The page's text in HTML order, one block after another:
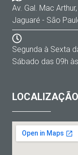
Av. Gal. Mac
Jaguaré - São
Segunda à Sexta
Sábado das 09h
LOCALIZAÇÃO